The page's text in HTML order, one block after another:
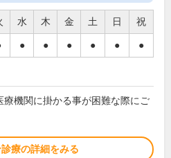
水 木 金 土 日 祝
● ● ● ● ● ●
機関に掛かる事が困難な際にご
療の詳細をみる